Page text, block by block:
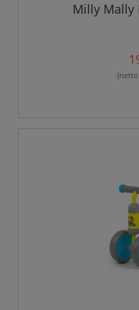
Milly Mally
(netto: